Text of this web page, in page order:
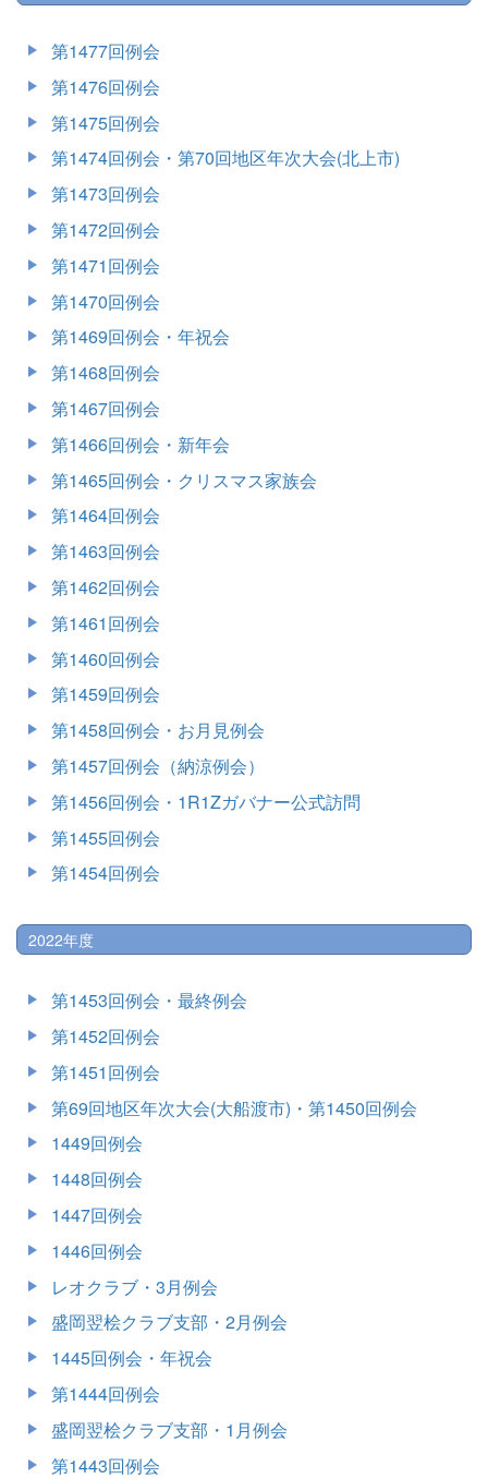
第1477回例会
第1476回例会
第1475回例会
第1474回例会・第70回地区年次大会(北上市)
第1473回例会
第1472回例会
第1471回例会
第1470回例会
第1469回例会・年祝会
第1468回例会
第1467回例会
第1466回例会・新年会
第1465回例会・クリスマス家族会
第1464回例会
第1463回例会
第1462回例会
第1461回例会
第1460回例会
第1459回例会
第1458回例会・お月見例会
第1457回例会（納涼例会）
第1456回例会・1R1Zガバナー公式訪問
第1455回例会
第1454回例会
2022年度
第1453回例会・最終例会
第1452回例会
第1451回例会
第69回地区年次大会(大船渡市)・第1450回例会
1449回例会
1448回例会
1447回例会
1446回例会
レオクラブ・3月例会
盛岡翌桧クラブ支部・2月例会
1445回例会・年祝会
第1444回例会
盛岡翌桧クラブ支部・1月例会
第1443回例会